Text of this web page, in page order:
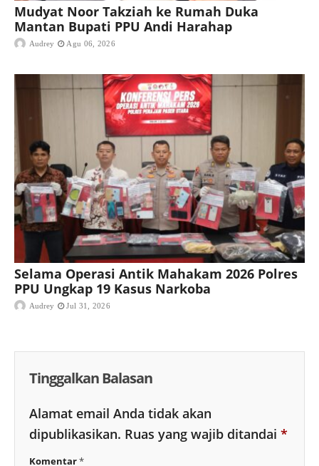
Mudyat Noor Takziah ke Rumah Duka
Mantan Bupati PPU Andi Harahap
Audrey Agu 06, 2026
Selama Operasi Antik Mahakam 2026 Polres
PPU Ungkap 19 Kasus Narkoba
Audrey Jul 31, 2026
Tinggalkan Balasan
Alamat email Anda tidak akan
dipublikasikan. Ruas yang wajib ditandai *
Komentar*